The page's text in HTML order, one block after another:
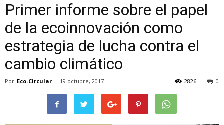
Primer informe sobre el papel
de la ecoinnovación como
estrategia de lucha contra el
cambio climático
Por Eco-Circular - 19 octubre, 2017 0
2826